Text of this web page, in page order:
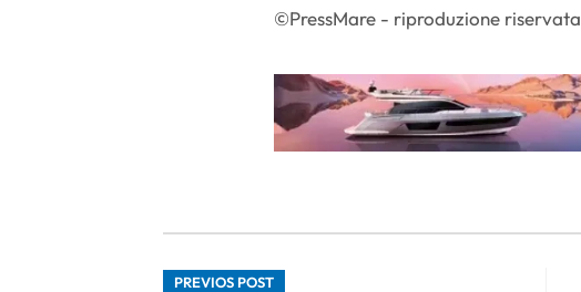
©PressMare - riproduzione riservata
PREVIOS POST